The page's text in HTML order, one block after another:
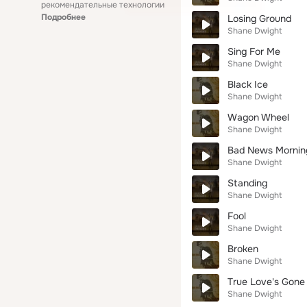
рекомендательные технологии
Подробнее
Losing Ground
Shane Dwight
Sing For Me
Shane Dwight
Black Ice
Shane Dwight
Wagon Wheel
Shane Dwight
Bad News
Shane Dwight
Standing
Shane Dwight
Fool
Shane Dwight
Broken
Shane Dwight
True Love's Gone
Shane Dwight